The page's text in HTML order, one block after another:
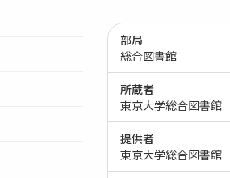
部局
総合図書館
所蔵者
東京大学総合図書館
提供者
東京大学総合図書館